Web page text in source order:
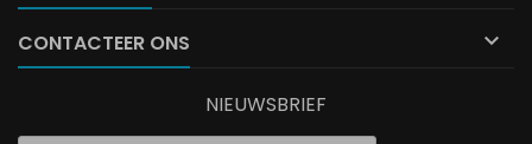
CONTACTEER ONS 
NIEUWSBRIEF